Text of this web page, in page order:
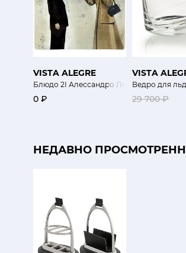
VISTA ALEGRE
Блюдо 2I Алессандро Лецис и
0 ₽
VISTA
Ведро для
29 700 ₽
НЕДАВНО